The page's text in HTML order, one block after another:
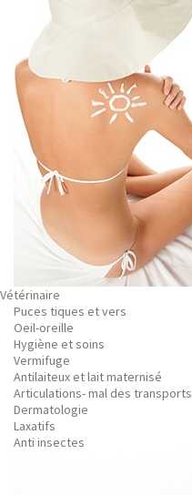
Vétérinaire
Puces tiques et vers
Oeil-oreille
Hygiène et soins
Vermifuge
Antilaiteux et lait maternisé
Articulations- mal des transports
Dermatologie
Laxatifs
Anti insectes